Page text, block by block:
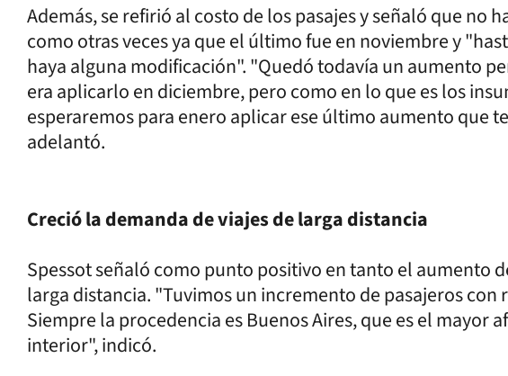
Además, se refirió al costo de los pasajes y señaló que no
como otras veces ya que el último fue en noviembre y
haya alguna modificación". "Quedó todavía un aumento
era aplicarlo en diciembre, pero como en lo que es los
esperaremos para enero aplicar ese último aumento que
adelantó.
Creció la demanda de viajes de larga distancia
Spessot señaló como punto positivo en tanto el aumento
larga distancia. "Tuvimos un incremento de pasajeros con
Siempre la procedencia es Buenos Aires, que es el mayor
interior", indicó.